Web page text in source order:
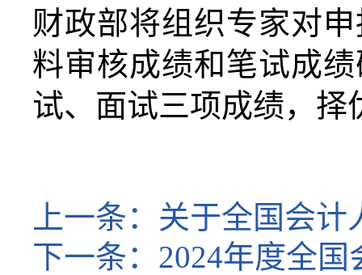
财政部将组织专家对
料审核成绩和笔试成
试、面试三项成绩，
上一条： 关于全国会计
下一条： 2024年度全